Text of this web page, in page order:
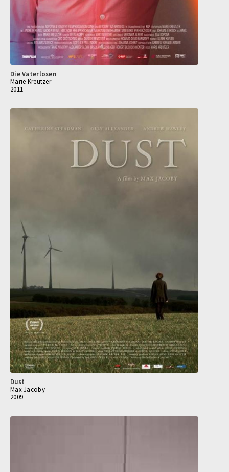
Die Vaterlosen
Marie Kreutzer
2011
Dust
Max Jacoby
2009